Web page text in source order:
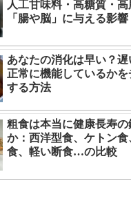
人工甘味料・高糖質・
「腸や脳」に与える影響
あなたの消化は早い？
正常に機能しているかを
する方法
粗食は本当に健康長寿の
か：西洋型食、ケトン食
食、軽い断食…の比較